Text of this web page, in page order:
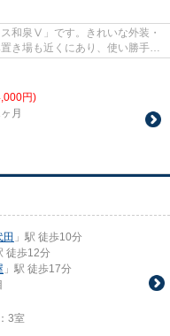
和泉Ⅴ」です。きれいな外装・
き場も近くにあり、使い勝手も
円)
月
田 」駅 徒歩10分
徒歩12分
」駅 徒歩17分
3室